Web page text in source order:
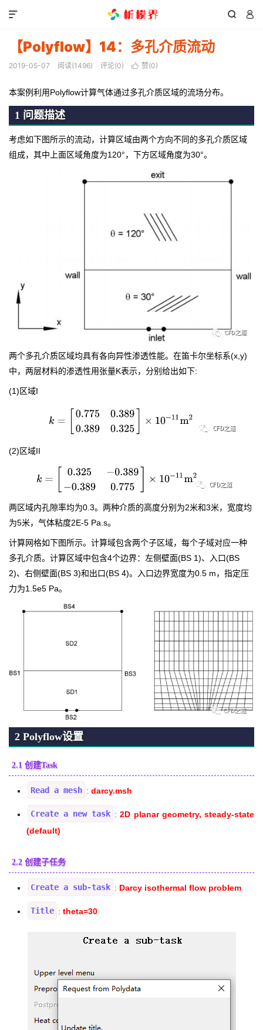
 

【Polyflow】14：多孔介质流动
2019-05-07 阅读(1496) 评论(0)  赞(0)
本案例利用Polyflow计算气体通过多孔介质区域的流场分布。
1 问题描述
考虑如下图所示的流动，计算区域由两个方向不同的多孔介质区域
组成，其中上面区域角度为120°，下方区域角度为30°。
两个多孔介质区域均具有各向异性渗透性能。在笛卡尔坐标系(x,y)
中，两层材料的渗透性用张量K表示，分别给出如下:
(1)区域I
(2)区域II
两区域内孔隙率均为0.3。两种介质的高度分别为2米和3米，宽度均
为5米，气体粘度2E-5 Pa.s。
计算网格如下图所示。计算域包含两个子区域，每个子域对应一种
多孔介质。计算区域中包含4个边界：左侧壁面(BS 1)、入口(BS
2)、右侧壁面(BS 3)和出口(BS 4)。入口边界宽度为0.5 m，指定压
力为1.5e5 Pa。
2 Polyflow设置
2.1 创建Task
Read a mesh : darcy.msh
Create a new task :2D planar geometry, steady-state
(default)
2.2 创建子任务
Create a sub-task : Darcy isothermal flow problem
Title : theta=30